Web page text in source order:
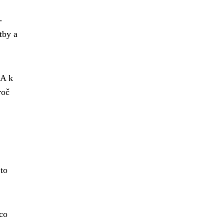
a
k